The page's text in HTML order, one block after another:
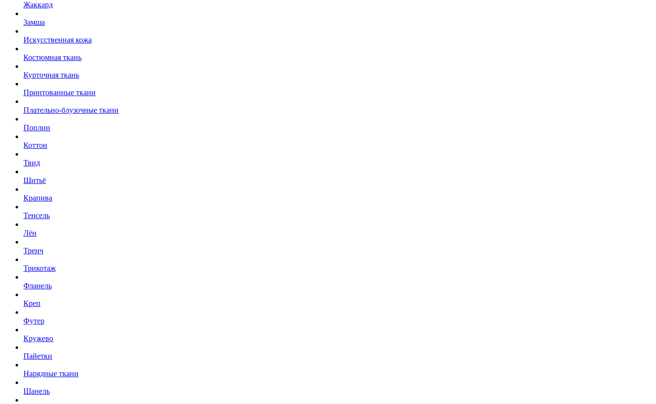
Жаккард
Замша
Искусственная кожа
Костюмная ткань
Курточная ткань
Принтованные ткани
Плательно-блузочные ткани
Поплин
Коттон
Твид
Шитьё
Крапива
Тенсель
Лён
Тренч
Трикотаж
Фланель
Креп
Футер
Кружево
Пайетки
Нарядные ткани
Шанель